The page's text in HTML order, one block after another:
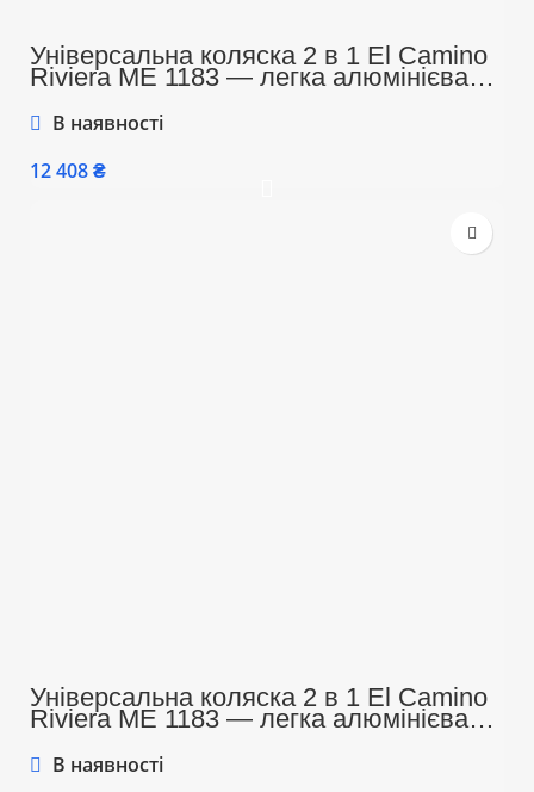
Універсальна коляска 2 в 1 El Camino
Riviera ME 1183 — легка алюмінієва
книжкою, комплект аксесуарів,
В наявності
₴
Універсальна коляска 2 в 1 El Camino
Riviera ME 1183 — легка алюмінієва
книжкою, комплект аксесуарів, синій
В наявності